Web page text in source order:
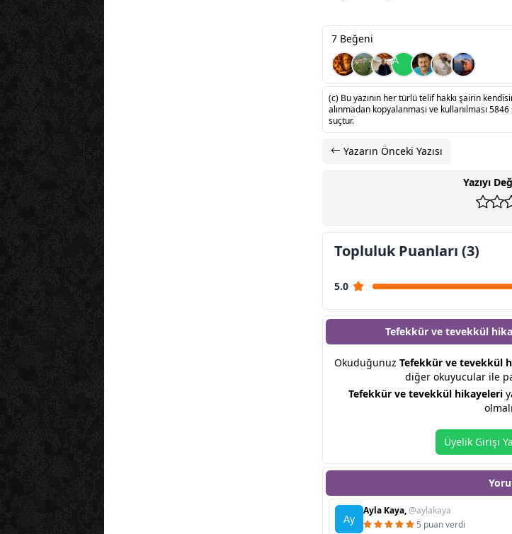
7 Beğeni
A
(c) Bu yazının her türlü telif hakkı şairin
alınmadan kopyalanması ve kullanılması
suçtur.
Yazarın Önceki Yazısı
Yazıyı
Topluluk Puanları (3)
5.0
Tefekkür ve tevekkül
Okuduğunuz Tefekkür ve tevekkül
diğer okuyucular ile
Tefekkür ve tevekkül hikayeleri
Üyelik Girişi
Ay
Ayla Kaya,@aylakaya
5 puan verdi